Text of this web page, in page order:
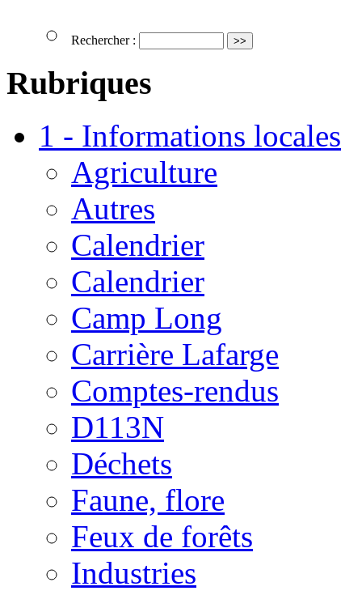
Rechercher :
Rubriques
1 - Informations locales
Agriculture
Autres
Calendrier
Calendrier
Camp Long
Carrière Lafarge
Comptes-rendus
D113N
Déchets
Faune, flore
Feux de forêts
Industries